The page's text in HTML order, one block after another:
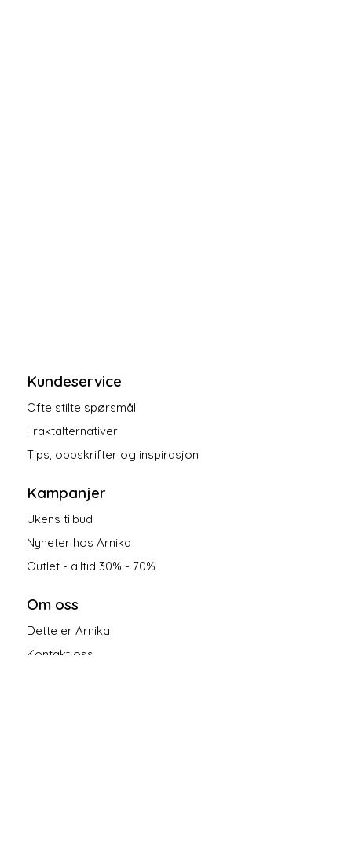
Kundeservice
Ofte stilte spørsmål
Fraktalternativer
Tips, oppskrifter og inspirasjon
Kampanjer
Ukens tilbud
Nyheter hos Arnika
Outlet - alltid 30% - 70%
Om oss
Dette er Arnika
Kontakt oss